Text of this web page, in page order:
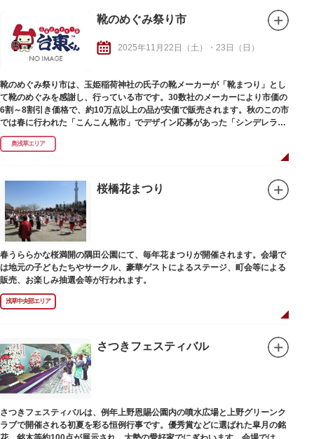
に広がります。上野公園から上野広小路一帯を大行列となって巡幸する光景
は、圧巻です。神賑行事は毎年行われ、町神輿の巡行や里神楽奉納、巫女
舞・奉納弓道大会・奉納太鼓が行われ、多くの観光客でにぎわいます。
靴のめぐみ祭り市
2025年11月22日（土）・23日（日）
靴のめぐみ祭り市は、玉姫稲荷神社の氏子の靴メーカーが「靴まつり」とし
て靴のめぐみを感謝し、行っている市です。30数社のメーカーにより市価の
6割～8割引き価格で、約10万点以上の品が安価で販売されます。秋のこの市
では春に行われた「こんこん靴市」でデザイン応募があった「シンデレラの
靴御輿」が登場します。
奥浅草エリア
桜橋花まつり
春うららかな桜満開の隅田公園にて、毎年花まつりが開催されます。会場で
は地元の子どもたちやサークル、豪華ゲストによるステージ、町会等による
販売、お楽しみ抽選会等が行われます。
浅草中央部エリア
さつきフェスティバル
さつきフェスティバルは、例年上野恩賜公園内の噴水広場と上野グリーンク
ラブで開催される初夏を彩る恒例行事です。優秀賞などに選ばれた皐月の銘